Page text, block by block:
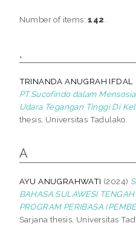
Number of items:142
,
TRINANDA ANUGRAH IFDAL
PT.Sucofindo dalam
Udara Tegangan Tinggi Di
thesis, Universitas Tadulako.
A
AYU ANUGRAHWATI (2024)
BAHASA SULAWESI
PROGRAM PERIBASA
Sarjana thesis, Universitas